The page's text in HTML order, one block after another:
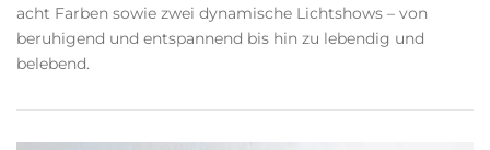
acht Farben sowie zwei dynamische Lichtshows – von
beruhigend und entspannend bis hin zu lebendig und
belebend.